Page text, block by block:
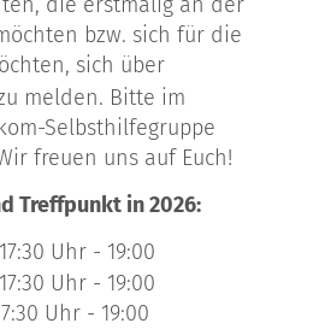
bzw. sich für die
sich über
melden. Bitte im
Selbsthilfegruppe
freuen uns auf Euch!
Treffpunkt in 2026:
Uhr - 19:00
Uhr - 19:00
Uhr - 19:00